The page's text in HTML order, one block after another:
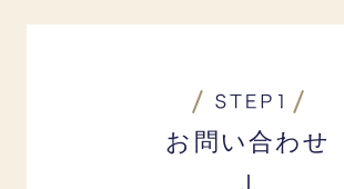
お問い合わせ